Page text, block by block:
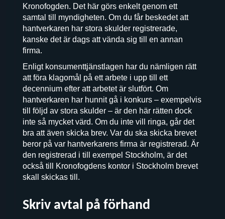
Kronofogden. Det här görs enkelt genom ett
samtal till myndigheten. Om du får beskedet att
hantverkaren har stora skulder registrerade,
kanske det är dags att vända sig till en annan
firma.
Enligt konsumenttjänstlagen har du nämligen rätt
att föra klagomål på ett arbete i upp till ett
decennium efter att arbetet är slutfört. Om
hantverkaren har hunnit gå i konkurs – exempelvis
till följd av stora skulder – är den här rätten dock
inte så mycket värd. Om du inte vill ringa, går det
bra att även skicka brev. Var du ska skicka brevet
beror på var hantverkarens firma är registrerad. Är
den registrerad i till exempel Stockholm, är det
också till Kronofogdens kontor i Stockholm brevet
skall skickas till.
Skriv avtal på förhand